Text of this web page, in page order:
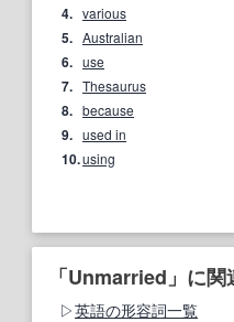
4. various
5. Australian
6. use
7. Thesaurus
8. because
9. used in
10.using
「Unmarried」に
英語の形容詞一覧